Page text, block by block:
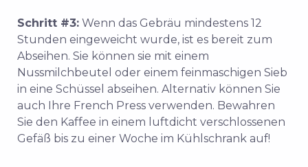
Schritt #3: Wenn das Gebräu mindestens 12
Stunden eingeweicht wurde, ist es bereit zum
Abseihen. Sie können sie mit einem
Nussmilchbeutel oder einem feinmaschigen Sieb
in eine Schüssel abseihen. Alternativ können Sie
auch Ihre French Press verwenden. Bewahren
Sie den Kaffee in einem luftdicht verschlossenen
Gefäß bis zu einer Woche im Kühlschrank auf!